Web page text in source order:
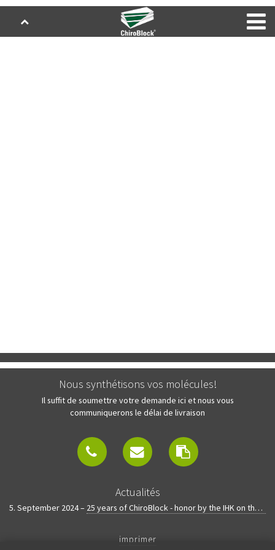
Nous synthétisons vos molécules!
Il suffit de soumettre votre demande ici et nous vous
communiquerons le délai de livraison
Actualités
5. September 2024 – 25 years of ChiroBlock - honor by the IHK on the company anniversary
imprimer